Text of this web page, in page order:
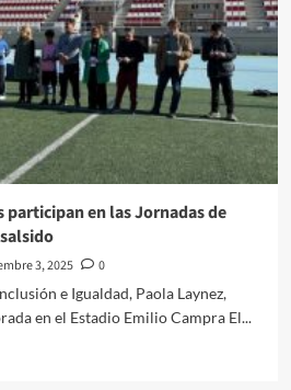
participan en las Jornadas de
3, 2025
0
e Igualdad, Paola Laynez,
en el Estadio Emilio Campra El...